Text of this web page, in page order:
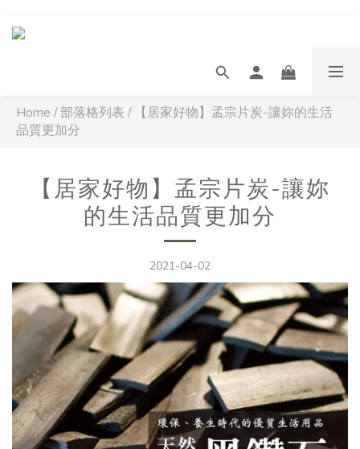
Home /部落格列表 /
【居家好物】孟宗片炭-讓妳的生活
品質更加分
【居家好物】孟宗片炭-讓妳
的生活品質更加分
2021-04-02